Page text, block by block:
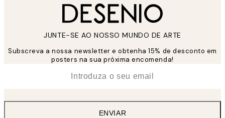
JUNTE-SE AO NOSSO MUNDO DE ARTE
Subscreva a nossa newsletter e obtenha 15% de desconto em
posters na sua próxima encomenda!
ENVIAR